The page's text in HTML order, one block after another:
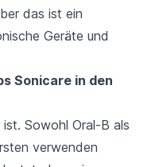
das ist ein
Geräte und
Sonicare in den
Sowohl Oral-B als
verwenden